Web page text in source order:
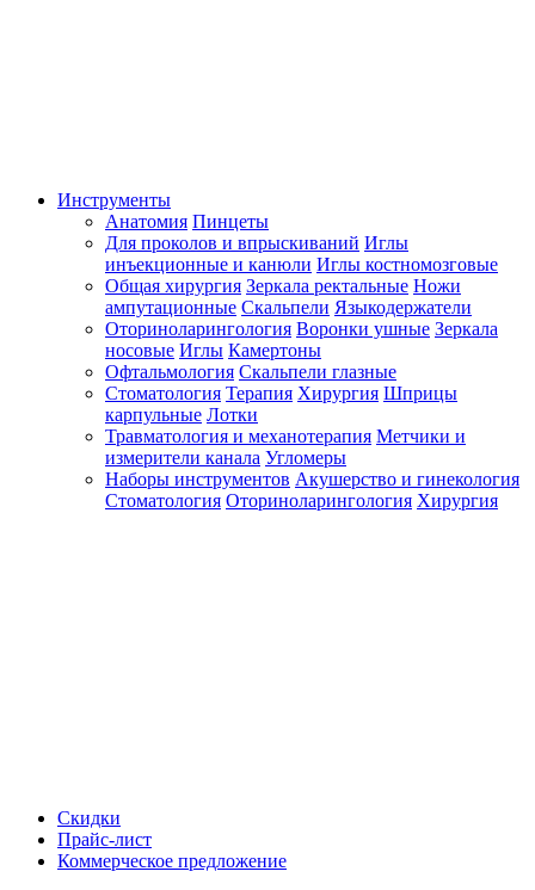
Инструменты
Анатомия Пинцеты
Для проколов и впрыскиваний Иглы
инъекционные и канюли Иглы костномозговые
Общая хирургия Зеркала ректальные Ножи
ампутационные Скальпели Языкодержатели
Оториноларингология Воронки ушные Зеркала
носовые Иглы Камертоны
Офтальмология Скальпели глазные
Стоматология Терапия Хирургия Шприцы
карпульные Лотки
Травматология и механотерапия Метчики и
измерители канала Угломеры
Наборы инструментов Акушерство и гинекология
Стоматология Оториноларингология Хирургия
Скидки
Прайс-лист
Коммерческое предложение